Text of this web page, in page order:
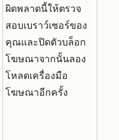
ผิดพลาดนี้ให้ตรวจ
สอบเบราว์เซอร์ของ
คุณและปิดตัวบล็อก
โฆษณาจากนั้นลอง
โหลดเครื่องมือ
โฆษณาอีกครั้ง